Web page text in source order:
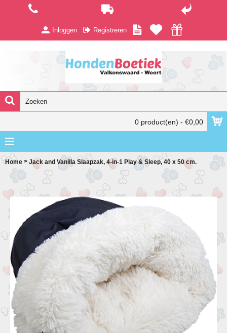
Inloggen Registreren
0 product(en) - €0,00
Home > Jack and Vanilla Slaapzak, 4-in-1 Play & Sleep, 40 x 50 cm.